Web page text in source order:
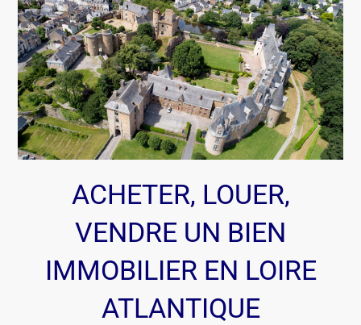
ACHETER, LOUER,
VENDRE UN BIEN
IMMOBILIER EN LOIRE
ATLANTIQUE